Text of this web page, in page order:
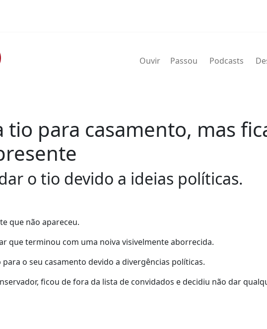
Ouvir Passou Podcasts
tio para casamento, mas
o tio devido a ideias políticas.
que não apareceu.
que terminou com uma noiva visivelmente aborrecida.
o seu casamento devido a divergências políticas.
ficou de fora da lista de convidados e decidiu não dar